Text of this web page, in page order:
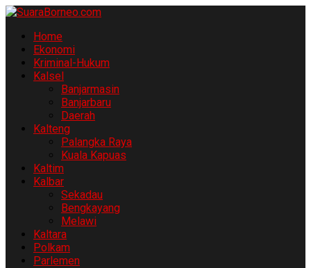
Home
Ekonomi
Kriminal-Hukum
Kalsel
Banjarmasin
Banjarbaru
Daerah
Kalteng
Palangka Raya
Kuala Kapuas
Kaltim
Kalbar
Sekadau
Bengkayang
Melawi
Kaltara
Polkam
Parlemen